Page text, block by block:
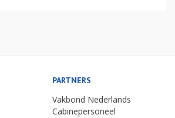
PARTNERS
Vakbond Nederlands
Cabinepersoneel